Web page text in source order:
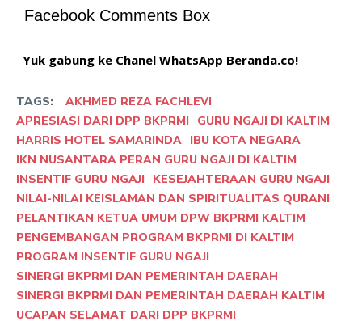
Facebook Comments Box
Yuk gabung ke Chanel WhatsApp Beranda.co!
TAGS:
AKHMED REZA FACHLEVI
APRESIASI DARI DPP BKPRMI
GURU NGAJI DI KALTIM
HARRIS HOTEL SAMARINDA IBU KOTA NEGARA
IKN NUSANTARA PERAN GURU NGAJI DI KALTIM
INSENTIF GURU NGAJI
KESEJAHTERAAN GURU NGAJI
NILAI-NILAI KEISLAMAN DAN SPIRITUALITAS QURANI
PELANTIKAN KETUA UMUM DPW BKPRMI KALTIM
PENGEMBANGAN PROGRAM BKPRMI DI KALTIM
PROGRAM INSENTIF GURU NGAJI
SINERGI BKPRMI DAN PEMERINTAH DAERAH
SINERGI BKPRMI DAN PEMERINTAH DAERAH KALTIM
UCAPAN SELAMAT DARI DPP BKPRMI